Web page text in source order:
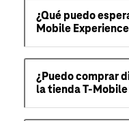
¿Qué puedo
Mobile
¿Puedo comprar
la tienda T-